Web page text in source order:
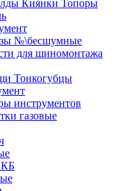
Киянки Топоры
№\бесшумные
для шиномонтажа
Тонкогубцы
инструментов
газовые